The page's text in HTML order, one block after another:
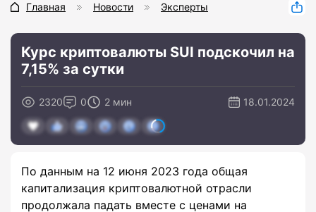
Главная Новости Эксперты
Курс криптовалюты SUI подскочил на
7,15% за сутки
2320 0 2 мин 18.01.2024
По данным на 12 июня 2023 года общая
капитализация криптовалютной отрасли
продолжала падать вместе с ценами на